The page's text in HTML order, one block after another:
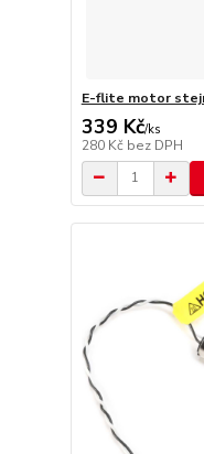
E-flite motor
339 Kč/ks
280 Kč bez DPH